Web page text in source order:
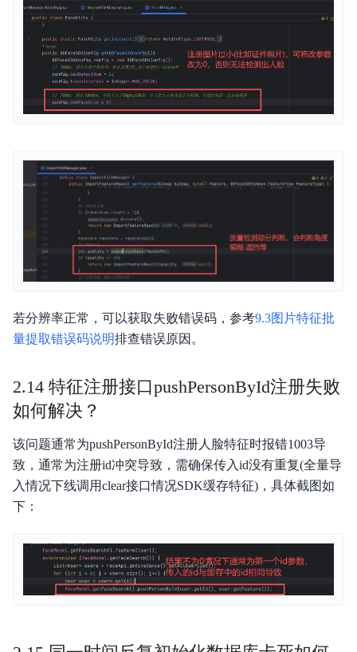
若分辨率正常，可以获取失败错误码，参考9.3图片特征批
量提取错误码说明排查错误原因。
2.14 特征注册接口pushPersonById注册失败
如何解决？
该问题通常为pushPersonById注册人脸特征时报错1003导
致，通常为注册id冲突导致，需确保传入id没有重复(全量导
入情况下线调用clear接口情况SDK缓存特征)，具体截图如
下：